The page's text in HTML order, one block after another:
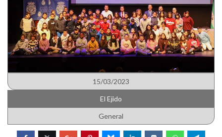
15/03/2023
El Ejido
General